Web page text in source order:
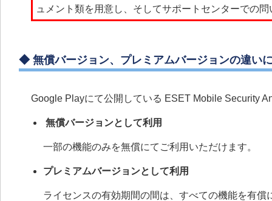
ュメント類を用意し、そしてサポートセンターでの
◆ 無償バージョン、プレミアムバージョンの違い
Google Playにて公開している ESET Mobile Security
無償バージョンとして利用
一部の機能のみを無償にてご利用いただけます。
プレミアムバージョンとして利用
ライセンスの有効期間の間は、すべての機能を有償